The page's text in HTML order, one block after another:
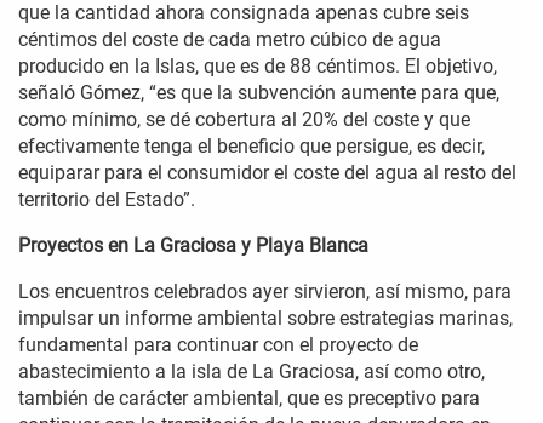
que la cantidad ahora consignada apenas cubre seis
céntimos del coste de cada metro cúbico de agua
producido en la Islas, que es de 88 céntimos. El objetivo,
señaló Gómez, “es que la subvención aumente para que,
como mínimo, se dé cobertura al 20% del coste y que
efectivamente tenga el beneficio que persigue, es decir,
equiparar para el consumidor el coste del agua al resto del
territorio del Estado”.
Proyectos en La Graciosa y Playa Blanca
Los encuentros celebrados ayer sirvieron, así mismo, para
impulsar un informe ambiental sobre estrategias marinas,
fundamental para continuar con el proyecto de
abastecimiento a la isla de La Graciosa, así como otro,
también de carácter ambiental, que es preceptivo para